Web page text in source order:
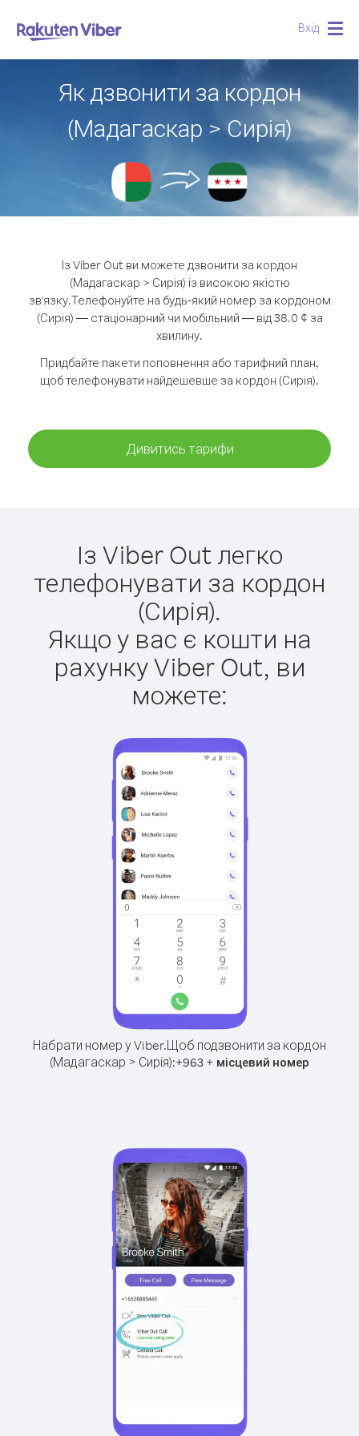
Вхід
Як дзвонити за кордон
(Мадагаскар > Сирія)
Із Viber Out ви можете дзвонити за кордон
(Мадагаскар > Сирія) із високою якістю
зв'язку.Телефонуйте на будь-який номер за кордоном
(Сирія) — стаціонарний чи мобільний — від 38.0 ¢ за
хвилину.
Придбайте пакети поповнення або тарифний план,
щоб телефонувати найдешевше за кордон (Сирія).
Дивитись тарифи
Із Viber Out легко
телефонувати за кордон
(Сирія).
Якщо у вас є кошти на
рахунку Viber Out, ви
можете:
Набрати номер у Viber.Щоб подзвонити за кордон
(Мадагаскар > Сирія):+963 + місцевий номер